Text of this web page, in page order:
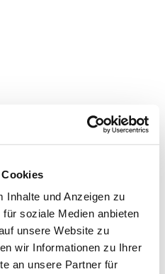
Inhalte und Anzeigen zu
soziale Medien anbieten
unsere Website zu
wir Informationen zu Ihrer
an unsere Partner für